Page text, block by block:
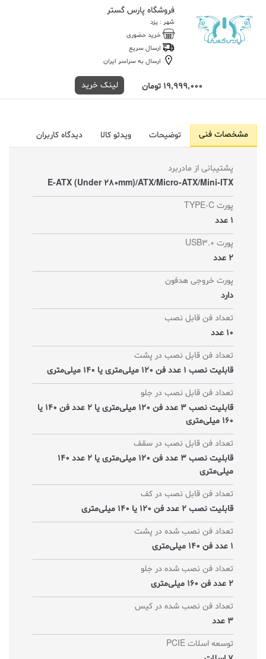
فروشگاه پارس گستر
شهر : یزد
خرید حضوری
ارسال سریع
ارسال به سراسر ایران
19,999,000 تومان لینک خرید
مشخصات فنی توضیحات ویدئو کالا دیدگاه کاربران
پشتیبانی از مادربرد
E-ATX (Under 280mm)/ATX/Micro-ATX/Mini-ITX
پورت TYPE-C
1 عدد
پورت USB3.0
2 عدد
پورت خروجی هدفون
دارد
تعداد فن قابل نصب
10 عدد
تعداد فن قابل نصب در پشت
قابلیت نصب 1 عدد فن 120 میلی‌متری یا 140 میلی‌متری
تعداد فن قابل نصب در جلو
قابلیت نصب 3 عدد فن 120 میلی‌متری یا 2 عدد فن 140 یا
160 میلی‌متری
تعداد فن قابل نصب در سقف
قابلیت نصب 3 عدد فن 120 میلی‌متری یا 2 عدد 140
میلی‌متری
تعداد فن قابل نصب در کف
قابلیت نصب 2 عدد فن 120 یا 140 میلی‌متری
تعداد فن نصب شده در پشت
1 عدد فن 140 میلی‌متری
تعداد فن نصب شده در جلو
2 عدد فن 160 میلی‌متری
تعداد فن نصب شده در کیس
3 عدد
توسعه اسلات PCIE